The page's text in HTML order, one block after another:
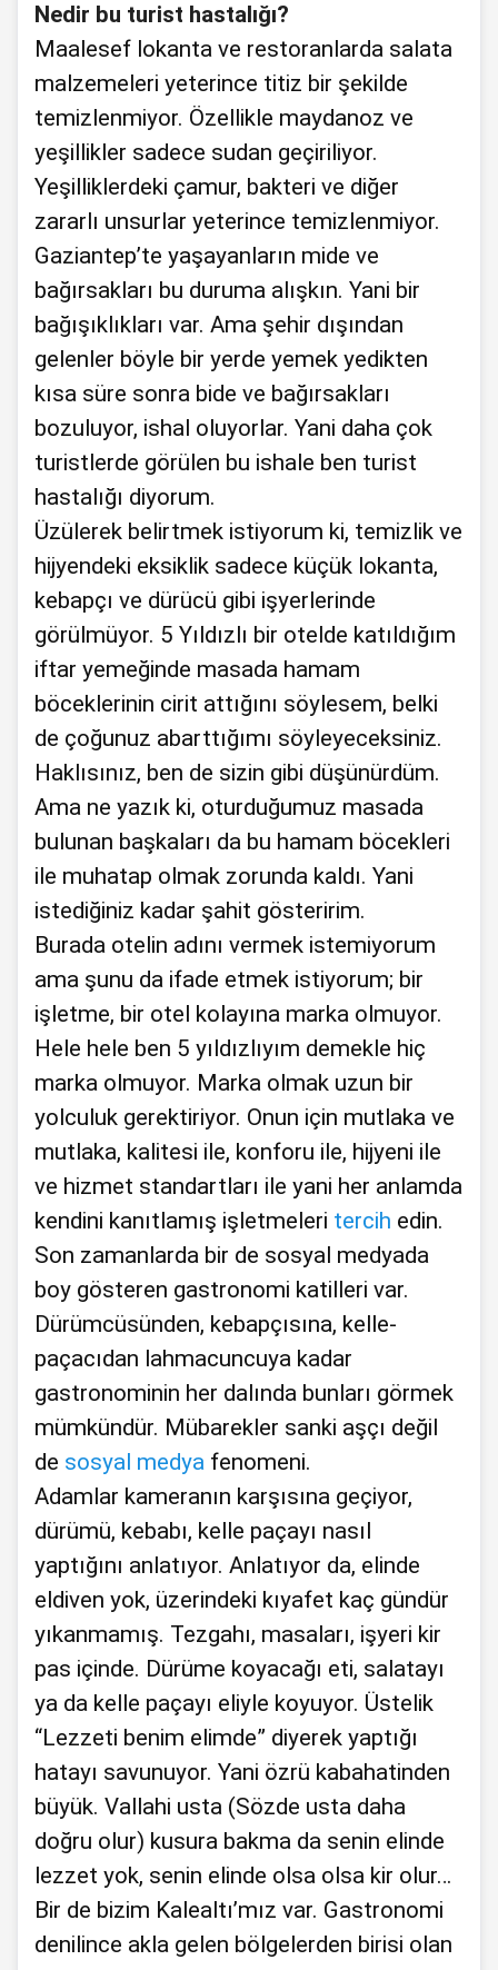
Nedir bu turist hastalığı?
Maalesef lokanta ve restoranlarda salata
malzemeleri yeterince titiz bir şekilde
temizlenmiyor. Özellikle maydanoz ve
yeşillikler sadece sudan geçiriliyor.
Yeşilliklerdeki çamur, bakteri ve diğer
zararlı unsurlar yeterince temizlenmiyor.
Gaziantep’te yaşayanların mide ve
bağırsakları bu duruma alışkın. Yani bir
bağışıklıkları var. Ama şehir dışından
gelenler böyle bir yerde yemek yedikten
kısa süre sonra bide ve bağırsakları
bozuluyor, ishal oluyorlar. Yani daha çok
turistlerde görülen bu ishale ben turist
hastalığı diyorum.
Üzülerek belirtmek istiyorum ki, temizlik ve
hijyendeki eksiklik sadece küçük lokanta,
kebapçı ve dürücü gibi işyerlerinde
görülmüyor. 5 Yıldızlı bir otelde katıldığım
iftar yemeğinde masada hamam
böceklerinin cirit attığını söylesem, belki
de çoğunuz abarttığımı söyleyeceksiniz.
Haklısınız, ben de sizin gibi düşünürdüm.
Ama ne yazık ki, oturduğumuz masada
bulunan başkaları da bu hamam böcekleri
ile muhatap olmak zorunda kaldı. Yani
istediğiniz kadar şahit gösteririm.
Burada otelin adını vermek istemiyorum
ama şunu da ifade etmek istiyorum; bir
işletme, bir otel kolayına marka olmuyor.
Hele hele ben 5 yıldızlıyım demekle hiç
marka olmuyor. Marka olmak uzun bir
yolculuk gerektiriyor. Onun için mutlaka ve
mutlaka, kalitesi ile, konforu ile, hijyeni ile
ve hizmet standartları ile yani her anlamda
kendini kanıtlamış işletmeleri tercih edin.
Son zamanlarda bir de sosyal medyada
boy gösteren gastronomi katilleri var.
Dürümcüsünden, kebapçısına, kelle-
paçacıdan lahmacuncuya kadar
gastronominin her dalında bunları görmek
mümkündür. Mübarekler sanki aşçı değil
de sosyal medya fenomeni.
Adamlar kameranın karşısına geçiyor,
dürümü, kebabı, kelle paçayı nasıl
yaptığını anlatıyor. Anlatıyor da, elinde
eldiven yok, üzerindeki kıyafet kaç gündür
yıkanmamış. Tezgahı, masaları, işyeri kir
pas içinde. Dürüme koyacağı eti, salatayı
ya da kelle paçayı eliyle koyuyor. Üstelik
“Lezzeti benim elimde” diyerek yaptığı
hatayı savunuyor. Yani özrü kabahatinden
büyük. Vallahi usta (Sözde usta daha
doğru olur) kusura bakma da senin elinde
lezzet yok, senin elinde olsa olsa kir olur…
Bir de bizim Kalealtı’mız var. Gastronomi
denilince akla gelen bölgelerden birisi olan